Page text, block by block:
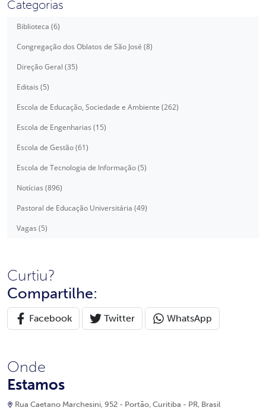
Categorias
Biblioteca (6)
Congregação dos Oblatos de São José (8)
Direção Geral (35)
Editais (5)
Escola de Educação, Sociedade e Ambiente (262)
Escola de Engenharias (15)
Escola de Gestão (61)
Escola de Tecnologia de Informação (5)
Notícias (896)
Pastoral de Educação Universitária (49)
Vagas (5)
Curtiu?
Compartilhe:
Facebook Twitter WhatsApp
Onde
Estamos
Rua Caetano Marchesini, 952 - Portão, Curitiba - PR, Brasil